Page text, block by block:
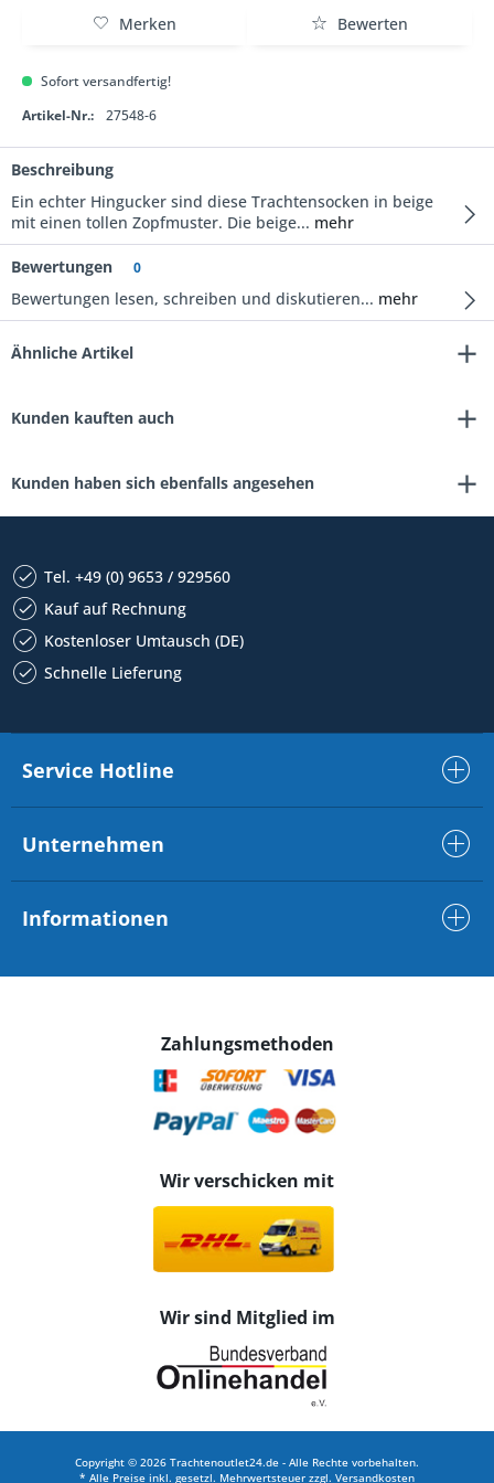
Merken Bewerten
Sofort versandfertig!
Artikel-Nr.:
27548-6
Beschreibung
Ein echter Hingucker sind diese Trachtensocken in beige
mit einen tollen Zopfmuster. Die beige... mehr
Bewertungen 0
Bewertungen lesen, schreiben und diskutieren... mehr
Ähnliche Artikel
Kunden kauften auch
Kunden haben sich ebenfalls angesehen
Tel. +49 (0) 9653 / 929560
Kauf auf Rechnung
Kostenloser Umtausch (DE)
Schnelle Lieferung
Service Hotline
Unternehmen
Informationen
Zahlungsmethoden
Wir verschicken mit
Wir sind Mitglied im
Copyright © 2026 Trachtenoutlet24.de - Alle Rechte vorbehalten.
* Alle Preise inkl. gesetzl. Mehrwertsteuer zzgl. Versandkosten